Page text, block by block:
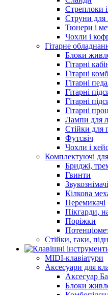
Стреплоки
Струни для
Тюнери і
Чохли і
Гітарне
Блоки
Гітарні
Гітарні
Гітарні
Гітарні
Гітарні
Гітарні
Лампи для
Стійки для
Футсвіч
Чохли і
Комплектуючі для
Бриджі,
Гвинти
Кілкова
Перемикачі
Пікгарди,
Поріжки
Стійки, гаки,
MIDI-клавіатури
Аксесуари для
Аксесуар
Блоки